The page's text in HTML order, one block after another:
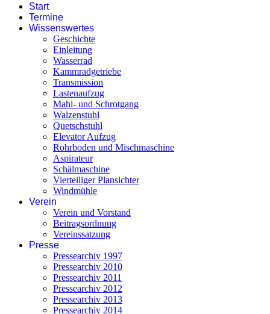
Start
Termine
Wissenswertes
Geschichte
Einleitung
Wasserrad
Kammradgetriebe
Transmission
Lastenaufzug
Mahl- und Schrotgang
Walzenstuhl
Quetschstuhl
Elevator Aufzug
Rohrboden und Mischmaschine
Aspirateur
Schälmaschine
Vierteiliger Plansichter
Windmühle
Verein
Verein und Vorstand
Beitragsordnung
Vereinssatzung
Presse
Pressearchiv 1997
Pressearchiv 2010
Pressearchiv 2011
Pressearchiv 2012
Pressearchiv 2013
Pressearchiv 2014